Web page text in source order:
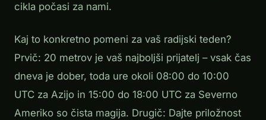
cikla počasi za nami.
Kaj to konkretno pomeni za vaš radijski teden?
Prvič: 20 metrov je vaš najboljši prijatelj – vsak čas
dneva je dober, toda ure okoli 08:00 do 10:00
UTC za Azijo in 15:00 do 18:00 UTC za Severno
Ameriko so čista magija. Drugič: Dajte priložnost